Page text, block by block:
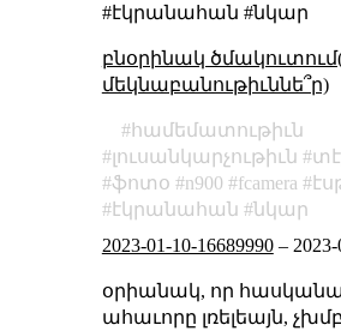
#էկրանահան #նկար
բնօրինակ
մեկնաբանութիւննե՞ր)
համեմատութիւն
լուսանկարչութիւն
ֆոտօ
n900 fcamera
էկրանահան
նկար
2023-01-10-16689990–
օրիանակ, որ
ահաւորը լռելեայն,